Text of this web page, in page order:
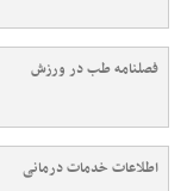
فصلنامه طب در ورزش
اطلاعات خدمات درمانی